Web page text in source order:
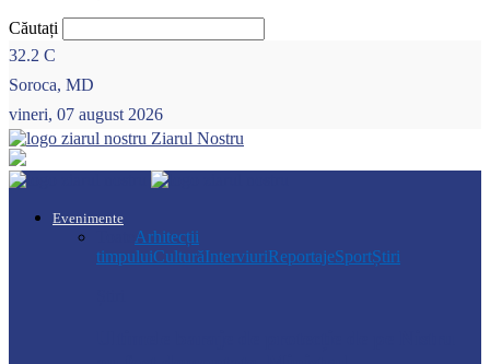
Căutați
32.2 C
Soroca, MD
vineri, 07 august 2026
Ziarul Nostru
Evenimente
Arhitecții
timpuluiCulturăInterviuriReportajeSportȘtiri